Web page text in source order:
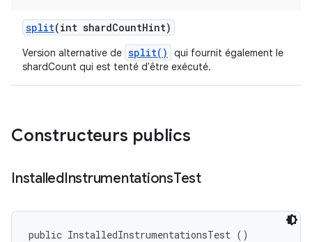
split(int shardCountHint)
Version alternative de split()
qui fournit également le
shardCount qui est tenté d'être exécuté.
Constructeurs publics
InstalledInstrumentationsTest
public InstalledInstrumentationsTest ()